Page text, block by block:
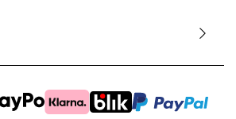
tylko od renomowanych producentów
skórzane torebki wykonuje się ze
lub teksturowanej, albo połączenia